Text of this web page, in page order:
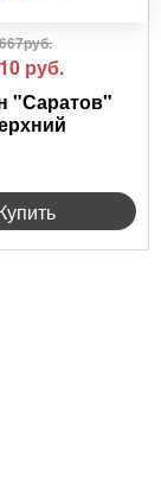
667руб.
руб.
"Саратов"